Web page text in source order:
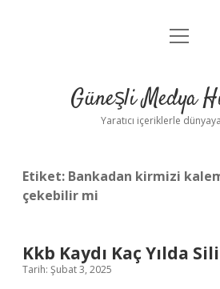
Anasayfa
Yasal Uyarı
menüyü
Güneşli Medya
Yaratıcı içeriklerle
Etiket: Bankadan kirmizi
çekebilir mi
Kkb Kaydı Kaç Yılda
Tarih: Şubat 3, 2025